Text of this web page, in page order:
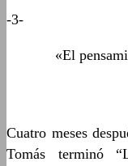
-3-
«El
Cuatro meses
Tomás terminó